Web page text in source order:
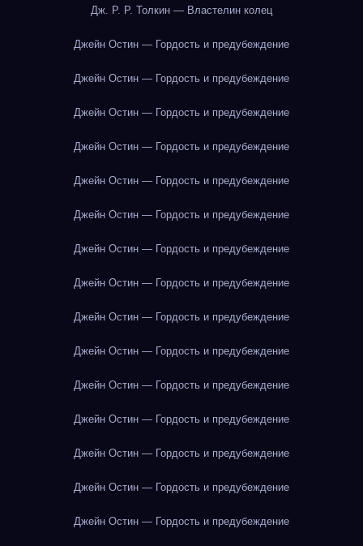
Дж. Р. Р. Толкин — Властелин колец
Джейн Остин — Гордость и предубеждение
Джейн Остин — Гордость и предубеждение
Джейн Остин — Гордость и предубеждение
Джейн Остин — Гордость и предубеждение
Джейн Остин — Гордость и предубеждение
Джейн Остин — Гордость и предубеждение
Джейн Остин — Гордость и предубеждение
Джейн Остин — Гордость и предубеждение
Джейн Остин — Гордость и предубеждение
Джейн Остин — Гордость и предубеждение
Джейн Остин — Гордость и предубеждение
Джейн Остин — Гордость и предубеждение
Джейн Остин — Гордость и предубеждение
Джейн Остин — Гордость и предубеждение
Джейн Остин — Гордость и предубеждение